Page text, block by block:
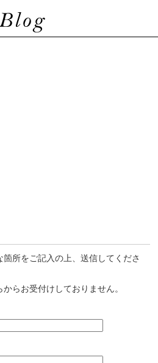
所をご記入の上、送信してくださ
らお受付けしておりません。